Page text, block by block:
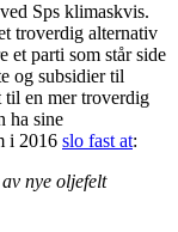
Sps klimaskvis.
troverdig alternativ
et parti som står side
og subsidier til
en mer troverdig
ha sine
i 2016 slo fast at:
nye oljefelt